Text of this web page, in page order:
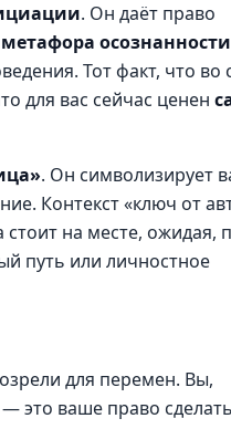
. Он даёт право
метафора осознанности
Тот факт, что во
для вас сейчас ценен
. Он символизирует
Контекст «ключ от
на месте, ожидая,
путь или личностное
для перемен. Вы,
это ваше право